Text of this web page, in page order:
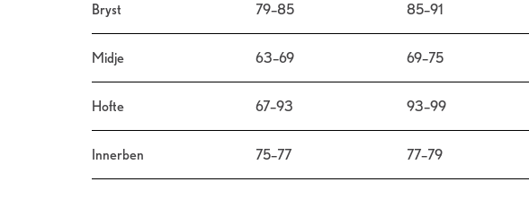
Bryst 79–85 85–91
Midje 63–69 69–75
Hofte 67–93 93–99
Innerben 75–77 77–79